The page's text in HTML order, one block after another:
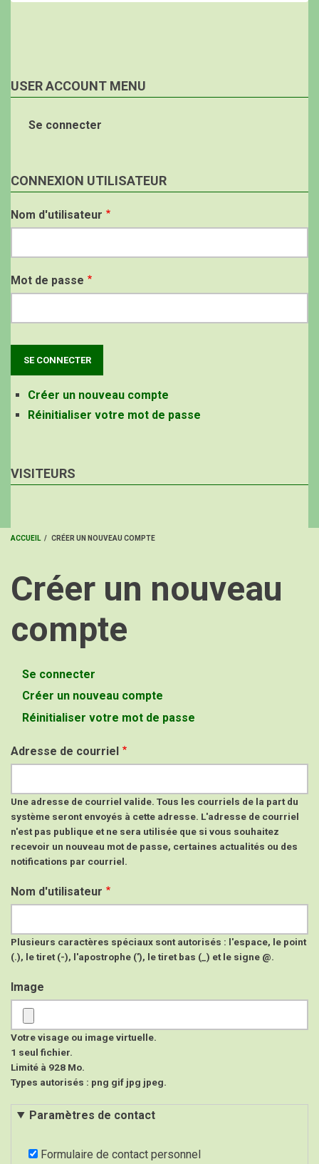
USER ACCOUNT MENU
Se connecter
CONNEXION UTILISATEUR
Nom d'utilisateur
Mot de passe
Créer un nouveau compte
Réinitialiser votre mot de passe
VISITEURS
D'ARIANE
ACCUEIL / CRÉER UN NOUVEAU COMPTE
Créer un nouveau
compte
Onglets
principaux
Se connecter
Créer un nouveau compte
actif)
Réinitialiser votre mot de passe
Adresse de courriel
Une adresse de courriel valide. Tous les courriels de la part du
système seront envoyés à cette adresse. L'adresse de courriel
n'est pas publique et ne sera utilisée que si vous souhaitez
recevoir un nouveau mot de passe, certaines actualités ou des
notifications par courriel.
Nom d'utilisateur
Plusieurs caractères spéciaux sont autorisés : l'espace, le point
(.), le tiret (-), l'apostrophe ('), le tiret bas (_) et le signe @.
Image
Votre visage ou image virtuelle.
1 seul fichier.
Limité à 928 Mo.
Types autorisés : png gif jpg jpeg.
Paramètres de contact
Formulaire de contact personnel